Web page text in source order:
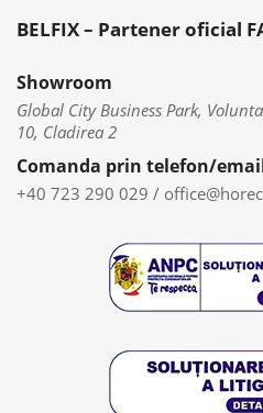
BELFIX – Partener oficial
Showroom
Global City Business Park,
10, Cladirea 2
Comanda prin telefon/
+40 723 290 029 /